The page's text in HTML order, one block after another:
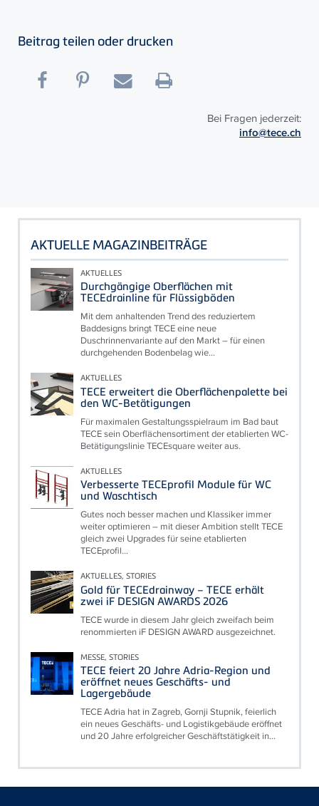
Beitrag teilen oder drucken
Bei Fragen jederzeit:
info@tece.ch
AKTUELLE MAGAZINBEITRÄGE
AKTUELLES
Durchgängige Oberflächen mit
TECEdrainline für Flüssigböden
Mit dem anhaltenden Trend des reduziertem
Baddesigns bringt TECE eine neue
Duschrinnenvariante auf den Markt – für einen
durchgehenden Bodenbelag wie...
AKTUELLES
TECE erweitert die Oberflächenpalette bei
den WC-Betätigungen
Für maximalen Gestaltungsspielraum im Bad baut
TECE sein Oberflächensortiment der etablierten WC-
Betätigungslinie TECEsquare weiter aus.
AKTUELLES
Verbesserte TECEprofil Module für WC
und Waschtisch
Gutes noch besser machen und Klassiker immer
weiter optimieren – mit dieser Ambition stellt TECE
gleich zwei Upgrades für seine etablierten
TECEprofil...
AKTUELLES, STORIES
Gold für TECEdrainway – TECE erhält
zwei iF DESIGN AWARDS 2026
TECE wurde in diesem Jahr gleich zweifach beim
renommierten iF DESIGN AWARD ausgezeichnet.
MESSE, STORIES
TECE feiert 20 Jahre Adria-Region und
eröffnet neues Geschäfts- und
Lagergebäude
TECE Adria hat in Zagreb, Gornji Stupnik, feierlich
ein neues Geschäfts- und Logistikgebäude eröffnet
und 20 Jahre erfolgreicher Geschäftstätigkeit in...